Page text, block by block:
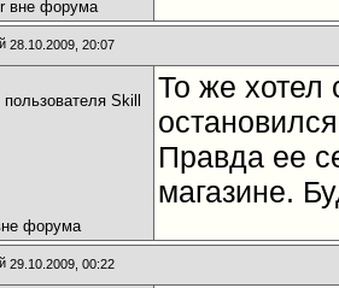
28.10.2009, 20:07
То же хотел
Правда ее
магазине.
29.10.2009, 00:22